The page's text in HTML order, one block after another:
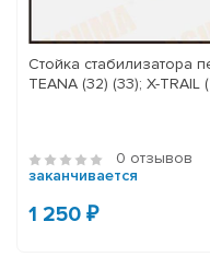
Стойка стабилизатора
TEANA (32) (33); X-TRAIL
0 отзывов
заканчивается
1 250 ₽